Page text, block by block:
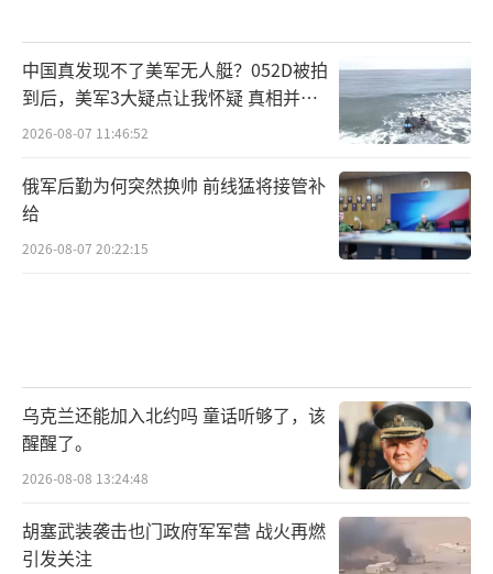
中国真发现不了美军无人艇？052D被拍
到后，美军3大疑点让我怀疑 真相并非
如此
2026-08-07 11:46:52
俄军后勤为何突然换帅 前线猛将接管补
给
2026-08-07 20:22:15
乌克兰还能加入北约吗 童话听够了，该
醒醒了。
2026-08-08 13:24:48
胡塞武装袭击也门政府军军营 战火再燃
引发关注